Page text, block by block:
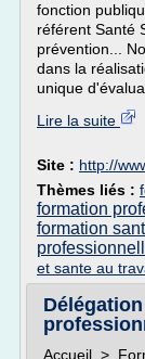
fonction
référent Santé
prévention...
dans la
unique
Lire la suite
Site : http://
Thèmes liés :
formation
formation
et sante au
Accueil >